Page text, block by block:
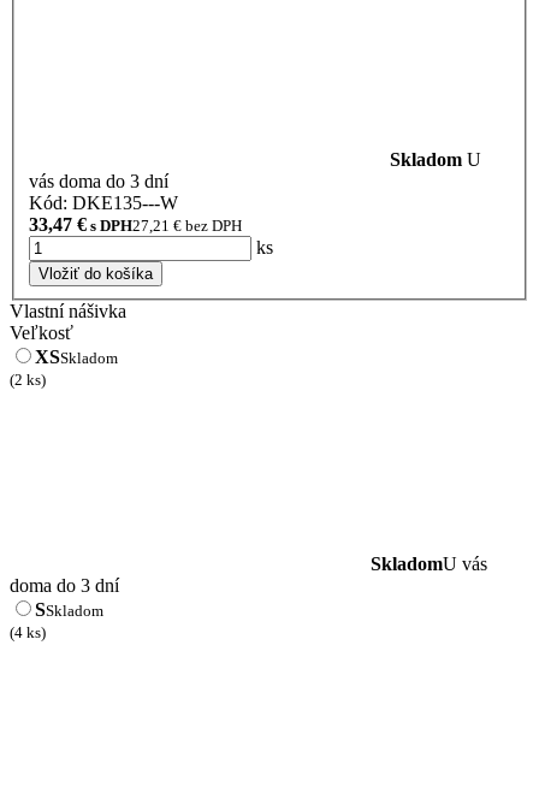
Skladom U
vás doma do 3 dní
Kód: DKE135---W
33,47 € s DPH27,21 € bez DPH
ks
Vložiť do košíka
Vlastní nášivka
Veľkosť
XSSkladom
(2 ks)
SkladomU vás
doma do 3 dní
SSkladom
(4 ks)